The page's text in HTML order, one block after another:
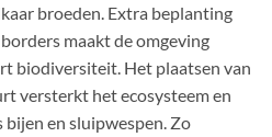
broeden. Extra beplanting
maakt de omgeving
biodiversiteit. Het plaatsen van
versterkt het ecosysteem en
en sluipwespen. Zo